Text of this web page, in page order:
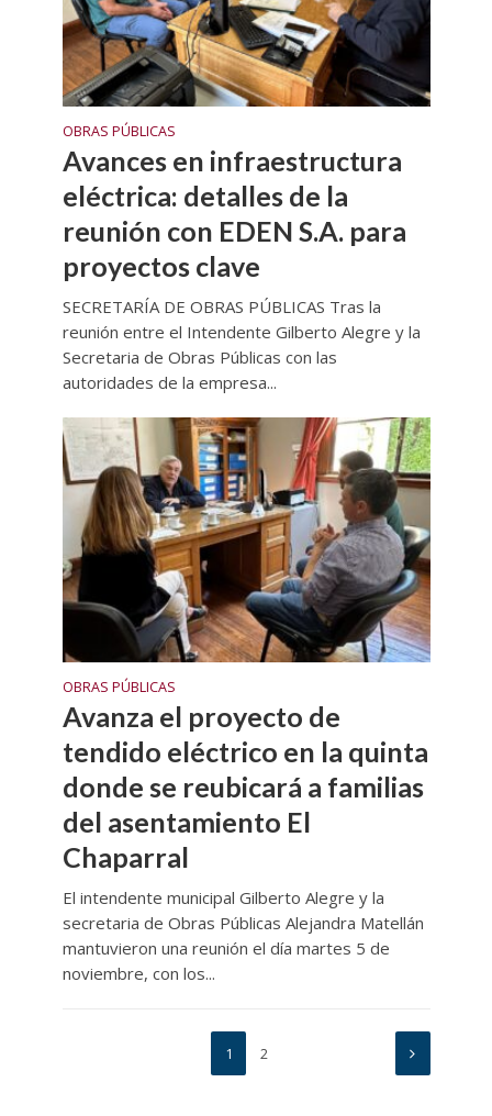
OBRAS PÚBLICAS
Avances en infraestructura
eléctrica: detalles de la
reunión con EDEN S.A. para
proyectos clave
SECRETARÍA DE OBRAS PÚBLICAS Tras la
reunión entre el Intendente Gilberto Alegre y la
Secretaria de Obras Públicas con las
autoridades de la empresa...
OBRAS PÚBLICAS
Avanza el proyecto de
tendido eléctrico en la quinta
donde se reubicará a familias
del asentamiento El
Chaparral
El intendente municipal Gilberto Alegre y la
secretaria de Obras Públicas Alejandra Matellán
mantuvieron una reunión el día martes 5 de
noviembre, con los...
1 2